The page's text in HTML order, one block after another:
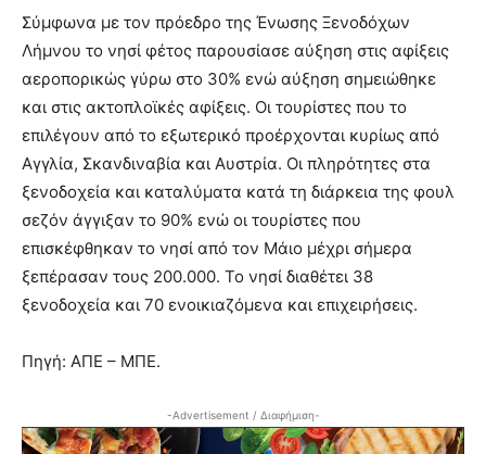
Σύμφωνα με τον πρόεδρο της Ένωσης Ξενοδόχων
Λήμνου το νησί φέτος παρουσίασε αύξηση στις αφίξεις
αεροπορικώς γύρω στο 30% ενώ αύξηση σημειώθηκε
και στις ακτοπλοϊκές αφίξεις. Οι τουρίστες που το
επιλέγουν από το εξωτερικό προέρχονται κυρίως από
Αγγλία, Σκανδιναβία και Αυστρία. Οι πληρότητες στα
ξενοδοχεία και καταλύματα κατά τη διάρκεια της φουλ
σεζόν άγγιξαν το 90% ενώ οι τουρίστες που
επισκέφθηκαν το νησί από τον Μάιο μέχρι σήμερα
ξεπέρασαν τους 200.000. Το νησί διαθέτει 38
ξενοδοχεία και 70 ενοικιαζόμενα και επιχειρήσεις.
Πηγή: ΑΠΕ – ΜΠΕ.
-Advertisement / Διαφήμιση-